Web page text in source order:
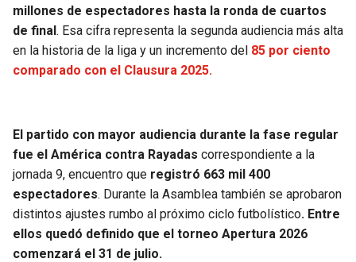
millones de espectadores hasta la ronda de cuartos
de final . Esa cifra representa la segunda audiencia más alta
en la historia de la liga y un incremento del 85 por ciento
comparado con el Clausura 2025.
El partido con mayor audiencia durante la fase regular
fue el América contra Rayadas correspondiente a la
jornada 9, encuentro que registró 663 mil 400
espectadores. Durante la Asamblea también se aprobaron
distintos ajustes rumbo al próximo ciclo futbolístico. Entre
ellos quedó definido que el torneo Apertura 2026
comenzará el 31 de julio.